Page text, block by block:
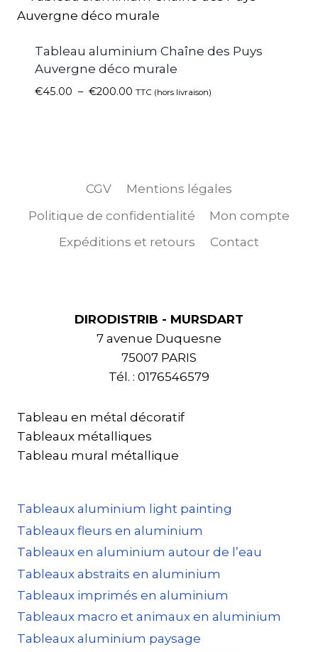
Tableau aluminium Chaîne des Puys
Auvergne déco murale
€45.00 – €200.00 TTC (hors livraison)
CGV
Mentions légales
Politique de confidentialité
Mon compte
Expéditions et retours
Contact
DIRODISTRIB - MURSDART
7 avenue Duquesne
75007 PARIS
Tél. : 0176546579
Tableau en métal décoratif
Tableaux métalliques
Tableau mural métallique
Tableaux aluminium light painting
Tableaux fleurs en aluminium
Tableaux en aluminium autour de l’eau
Tableaux abstraits en aluminium
Tableaux imprimés en aluminium
Tableaux macro et animaux en aluminium
Tableaux aluminium paysage